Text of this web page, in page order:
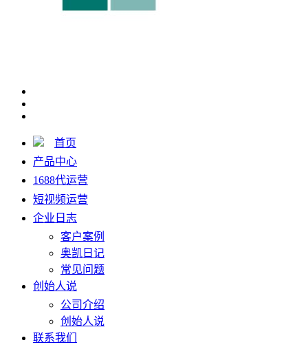
首页
产品中心
1688代运营
短视频运营
企业日志
客户案例
奥凯日记
常见问题
创始人说
公司介绍
创始人说
联系我们